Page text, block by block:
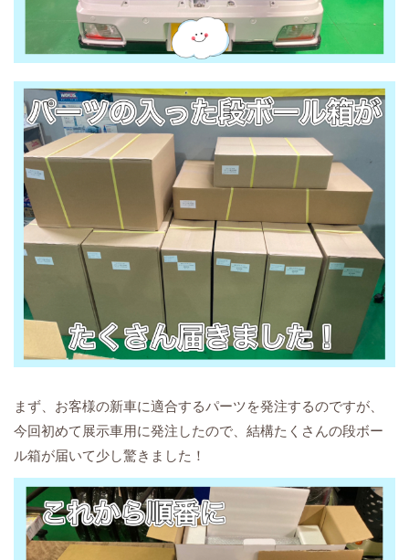
まず、お客様の新車に適合するパーツを発注するのですが、
今回初めて展示車用に発注したので、結構たくさんの段ボー
ル箱が届いて少し驚きました！